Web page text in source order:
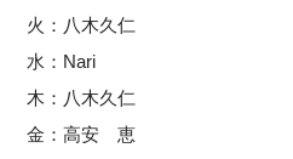
火：八木久仁
水：Nari
木：八木久仁
金：高安 恵